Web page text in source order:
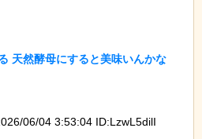
天然酵母にすると美味いんかな
06/04 3:53:04 ID:LzwL5dilI